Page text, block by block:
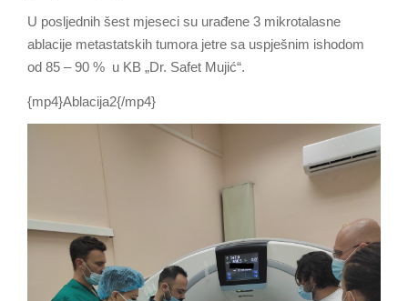
U posljednih šest mjeseci su urađene 3 mikrotalasne
ablacije metastatskih tumora jetre sa uspješnim ishodom
od 85 – 90 % u KB „Dr. Safet Mujić“.
{mp4}Ablacija2{/mp4}